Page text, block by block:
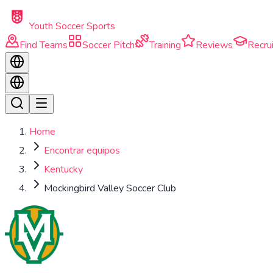
Skip to main content
Youth Soccer Sports
Find Teams
Soccer Pitch Training Reviews
Home
Encontrar equipos
Kentucky
Mockingbird Valley Soccer Club